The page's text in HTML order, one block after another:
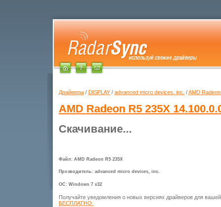
Драйверы / DISPLAY / advanced micro devices, inc. /AMD
AMD Radeon R5 235X
Скачивание...
Файл: AMD Radeon R5 235X
Прозводитель: advanced micro devices, inc.
ОС: Windows 7 x32
Получайте уведомления о новых версиях драйверов для
БЕСПЛАТНО.